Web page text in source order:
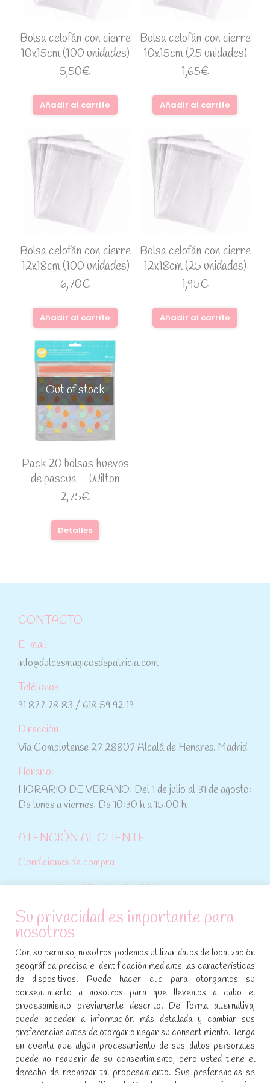
Bolsa celofán con cierre
10x15cm (100 unidades)
5,50€
Añadir al carrito
Bolsa celofán con cierre
10x15cm (25 unidades)
1,65€
Añadir al carrito
Bolsa celofán con cierre
12x18cm (100 unidades)
6,70€
Añadir al carrito
Bolsa celofán con cierre
12x18cm (25 unidades)
1,95€
Añadir al carrito
Out of stock
Pack 20 bolsas huevos
de pascua – Wilton
2,75€
Detalles
CONTACTO
E-mail
info@dulcesmagicosdepatricia.com
Teléfonos
91 877 78 83 / 618 59 92 19
Dirección
Vía Complutense 27 28807 Alcalá de Henares. Madrid
Horario:
HORARIO DE VERANO: Del 1 de julio al 31 de agosto:
De lunes a viernes: De 10:30 h a 15:00 h
ATENCIÓN AL CLIENTE
Condiciones de compra
Política de cookies
SÍGUENOS EN REDES SOCIALES
Encuéntranos en:
Facebook
page
opens
in
new
window
YouTube
page
opens
in
new
window
Instagram
page
opens
in
new
window
No te pierdas las promociones y novedades, suscríbete a
nuestra newsletter:
[sibwp_form id=1]
Su privacidad es importante para
nosotros
Con su permiso, nosotros podemos utilizar datos de localización
geográfica precisa e identificación mediante las características
de dispositivos. Puede hacer clic para otorgarnos su
consentimiento a nosotros para que llevemos a cabo el
procesamiento previamente descrito. De forma alternativa,
puede acceder a información más detallada y cambiar sus
preferencias antes de otorgar o negar su consentimiento. Tenga
en cuenta que algún procesamiento de sus datos personales
puede no requerir de su consentimiento, pero usted tiene el
derecho de rechazar tal procesamiento. Sus preferencias se